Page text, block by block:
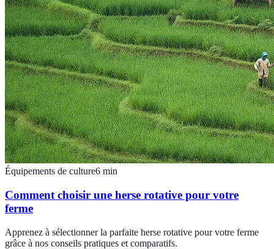
Équipements de culture6 min
Comment choisir une herse rotative pour votre
ferme
Apprenez à sélectionner la parfaite herse rotative pour votre ferme
grâce à nos conseils pratiques et comparatifs.